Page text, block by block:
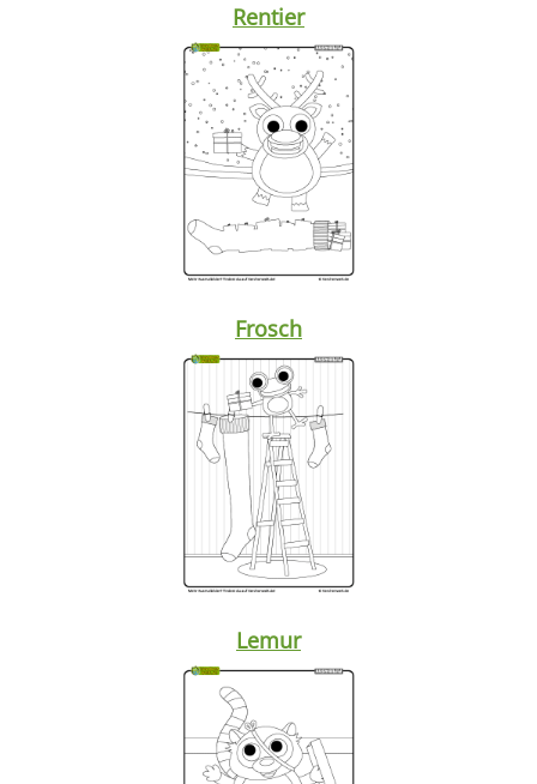
Rentier
Frosch
Lemur